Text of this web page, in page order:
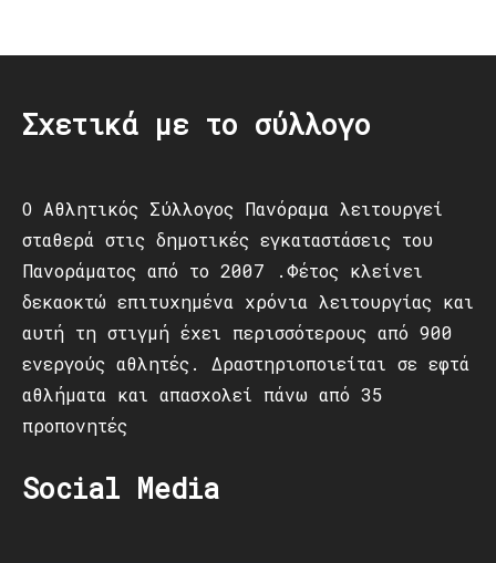
Σχετικά με το σύλλογο
Ο Αθλητικός Σύλλογος Πανόραμα λειτουργεί
σταθερά στις δημοτικές εγκαταστάσεις του
Πανοράματος από το 2007 .Φέτος κλείνει
δεκαοκτώ επιτυχημένα χρόνια λειτουργίας και
αυτή τη στιγμή έχει περισσότερους από 900
ενεργούς αθλητές. Δραστηριοποιείται σε εφτά
αθλήματα και απασχολεί πάνω από 35
προπονητές
Social Media